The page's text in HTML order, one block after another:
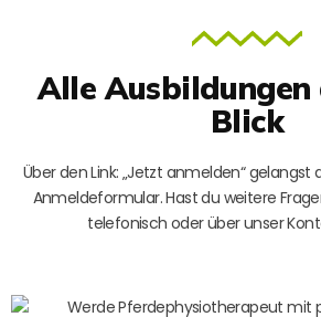
Alle Ausbildungen
Blick
Über den Link: „Jetzt anmelden“
Anmeldeformular. Hast du weitere
telefonisch oder über unser